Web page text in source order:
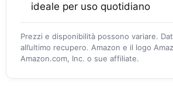
ideale per uso quotidiano
Prezzi e disponibilità possono variare.
all’ultimo recupero. Amazon e il logo
Amazon.com, Inc. o sue affiliate.